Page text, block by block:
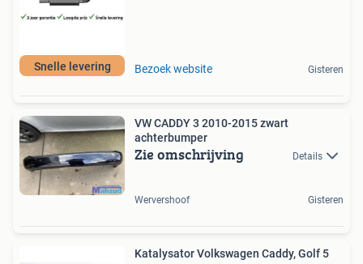
Snelle levering Bezoek website Gisteren
VW CADDY 3 2010-2015 zwart
achterbumper
Zie omschrijving Details
Wervershoof Gisteren
Katalysator Volkswagen Caddy, Golf 5